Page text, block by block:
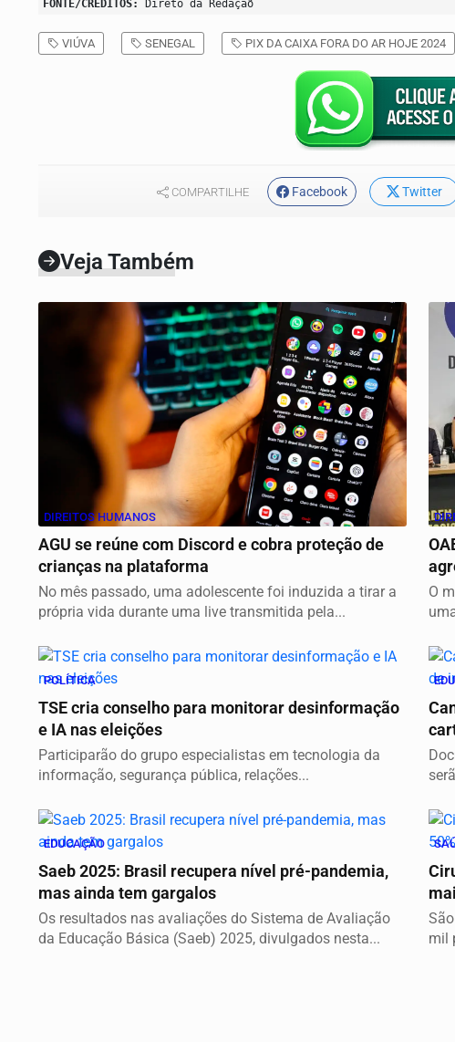
FONTE/CRÉDITOS: Direto da Redaçaõ
VIÚVA SENEGAL PIX DA CAIXA FORA DO AR HOJE 2024
COMPARTILHE Facebook Twitter
Veja Também
DIREITOS HUMANOS
AGU se reúne com Discord e cobra proteção de
crianças na plataforma
No mês passado, uma adolescente foi induzida a tirar a
própria vida durante uma live transmitida pela...
O
POLÍTICA
TSE cria conselho para monitorar desinformação
e IA nas eleições
Participarão do grupo especialistas em tecnologia da
informação, segurança pública, relações...
EDUCAÇÃO
Saeb 2025: Brasil recupera nível pré-pandemia,
mas ainda tem gargalos
Os resultados nas avaliações do Sistema de Avaliação
da Educação Básica (Saeb) 2025, divulgados nesta...
mil